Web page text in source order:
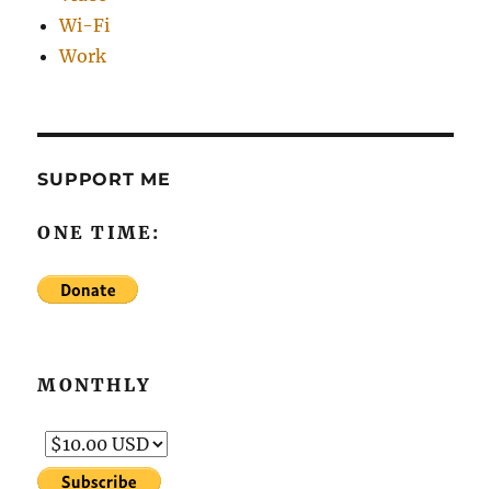
Wi-Fi
Work
SUPPORT ME
ONE TIME:
MONTHLY